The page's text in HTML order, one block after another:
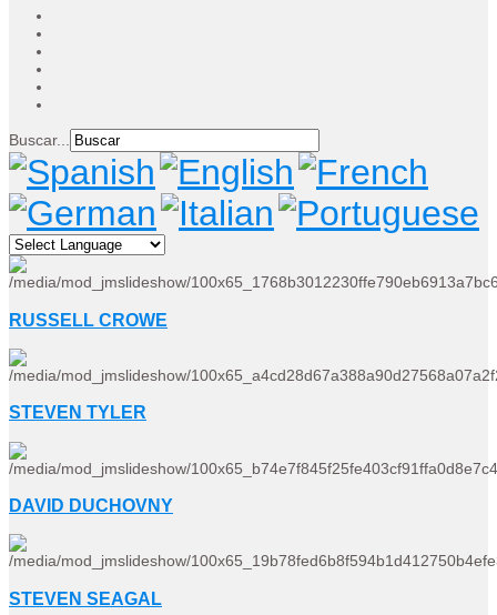
Buscar...
RUSSELL CROWE
STEVEN TYLER
DAVID DUCHOVNY
STEVEN SEAGAL